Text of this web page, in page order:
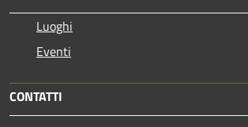
Luoghi
Eventi
CONTATTI